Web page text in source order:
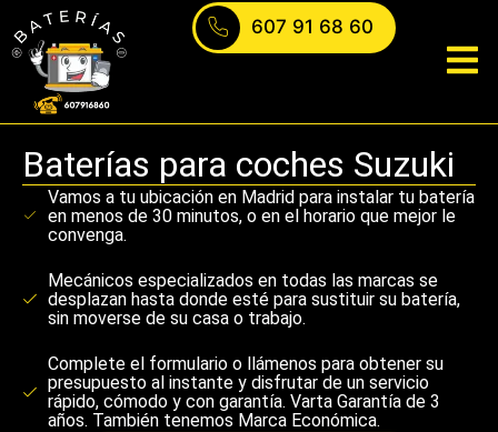
607 91 68 60
Baterías para coches Suzuki
Vamos a tu ubicación en Madrid para instalar tu batería
en menos de 30 minutos, o en el horario que mejor le
convenga.
Mecánicos especializados en todas las marcas se
desplazan hasta donde esté para sustituir su batería,
sin moverse de su casa o trabajo.
Complete el formulario o llámenos para obtener su
presupuesto al instante y disfrutar de un servicio
rápido, cómodo y con garantía. Varta Garantía de 3
años. También tenemos Marca Económica.